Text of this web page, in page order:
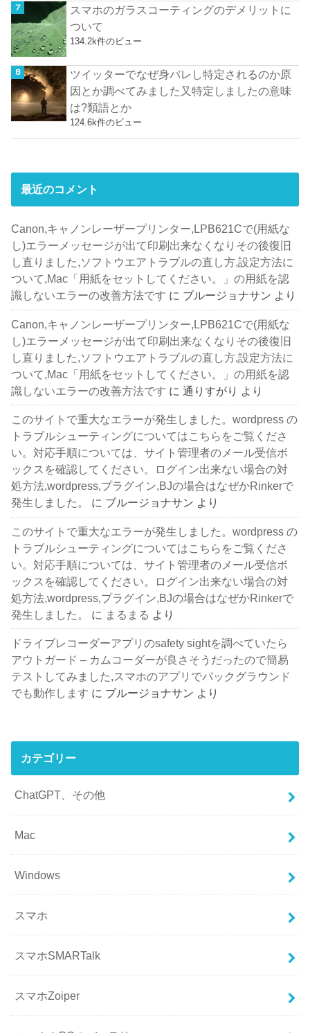
スマホのガラスコーティングのデメリットに
ついて
134.2k件のビュー
ツイッターでなぜ身バレし特定されるのか原
因とか調べてみました又特定しましたの意味
は?類語とか
124.6k件のビュー
最近のコメント
Canon,キャノンレーザープリンター,LPB621Cで(用紙な
し)エラーメッセージが出て印刷出来なくなりその後復旧
し直りました,ソフトウエアトラブルの直し方,設定方法に
ついて,Mac「用紙をセットしてください。」の用紙を認
識しないエラーの改善方法です に ブルージョナサン より
Canon,キャノンレーザープリンター,LPB621Cで(用紙な
し)エラーメッセージが出て印刷出来なくなりその後復旧
し直りました,ソフトウエアトラブルの直し方,設定方法に
ついて,Mac「用紙をセットしてください。」の用紙を認
識しないエラーの改善方法です に通りすがり より
このサイトで重大なエラーが発生しました。wordpress の
トラブルシューティングについてはこちらをご覧くださ
い。対応手順については、サイト管理者のメール受信ボ
ックスを確認してください。ログイン出来ない場合の対
処方法,wordpress,プラグイン,BJの場合はなぜかRinkerで
発生しました。
に ブルージョナサン より
このサイトで重大なエラーが発生しました。wordpress の
トラブルシューティングについてはこちらをご覧くださ
い。対応手順については、サイト管理者のメール受信ボ
ックスを確認してください。ログイン出来ない場合の対
処方法,wordpress,プラグイン,BJの場合はなぜかRinkerで
発生しました。
に まるまる より
ドライブレコーダーアプリのsafety sightを調べていたら
アウトガード – カムコーダーが良さそうだったので簡易
テストしてみました,スマホのアプリでバックグラウンド
でも動作します に ブルージョナサン より
カテゴリー
ChatGPT、その他
Mac
Windows
スマホ
スマホSMARTalk
スマホZoiper